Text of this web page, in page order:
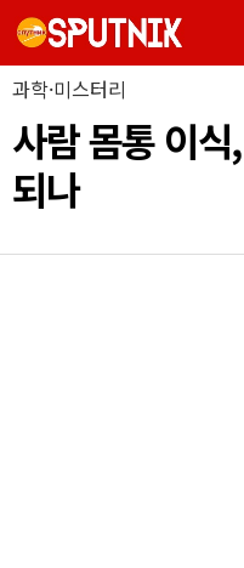
과학·미스터리
사람 몸통 이
되나